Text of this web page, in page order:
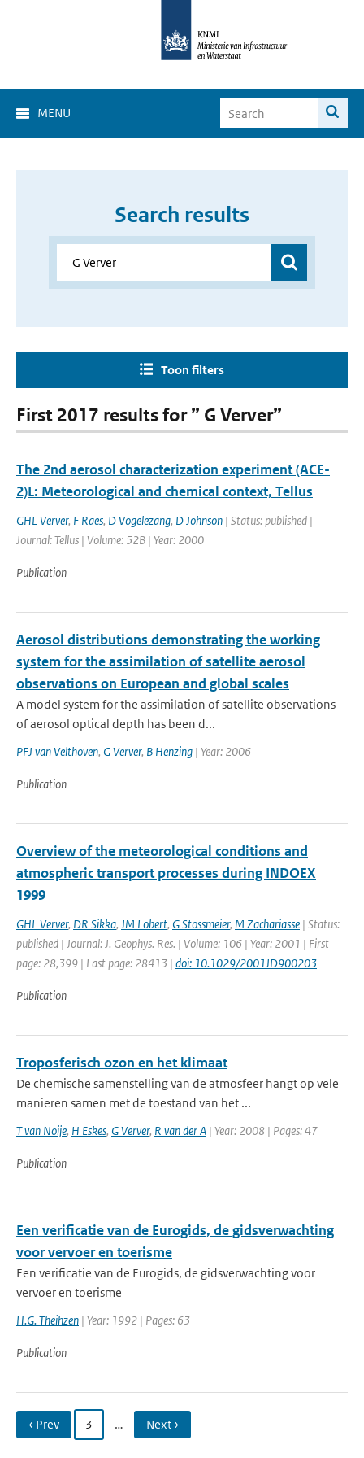
MENU
Search results
Toon filters
First 2017 results for ” G Verver”
The 2nd aerosol characterization experiment (ACE-
2)L: Meteorological and chemical context, Tellus
GHL Verver, F Raes, D Vogelezang, D Johnson | Status: published |
Journal: Tellus | Volume: 52B | Year: 2000
Publication
Aerosol distributions demonstrating the working
system for the assimilation of satellite aerosol
observations on European and global scales
A model system for the assimilation of satellite observations
of aerosol optical depth has been d...
PFJ van Velthoven, G Verver, B Henzing | Year: 2006
Publication
Overview of the meteorological conditions and
atmospheric transport processes during INDOEX
1999
GHL Verver, DR Sikka, JM Lobert, G Stossmeier, M Zachariasse | Status:
published | Journal: J. Geophys. Res. | Volume: 106 | Year: 2001 | First
page: 28,399 | Last page: 28413 | doi: 10.1029/2001JD900203
Publication
Troposferisch ozon en het klimaat
De chemische samenstelling van de atmosfeer hangt op vele
manieren samen met de toestand van het ...
T van Noije, H Eskes, G Verver, R van der A | Year: 2008 | Pages: 47
Publication
Een verificatie van de Eurogids, de gidsverwachting
voor vervoer en toerisme
Een verificatie van de Eurogids, de gidsverwachting voor
vervoer en toerisme
H.G. Theihzen | Year: 1992 | Pages: 63
Publication
‹ Prev 3 … Next ›